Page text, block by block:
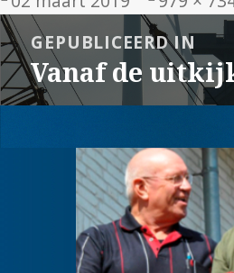
op
grootte
Bericht
navigatieGEPUBLICEERD IN
Vanaf de